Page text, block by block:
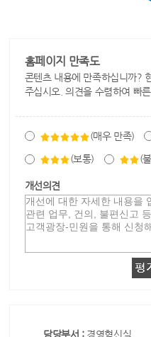
홈페이지 만족도
콘텐츠 내용에 만족하십니까?
주십시오. 의견을 수렴하여 빠
(매우 만족)
(보통) (
개선의견
담당부서 : 경영혁신실